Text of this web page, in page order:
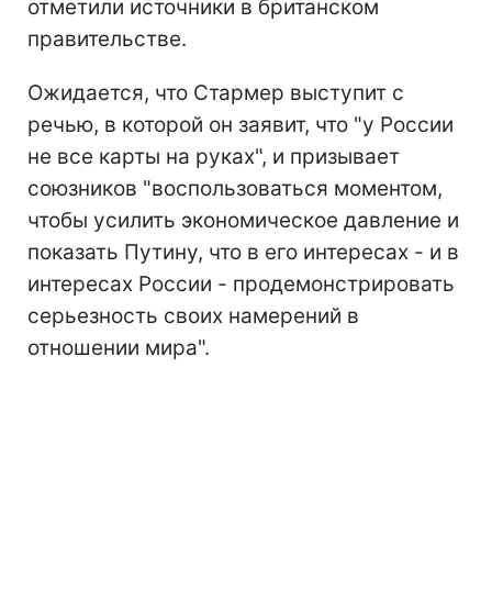
отметили источники в британском
правительстве.
Ожидается, что Стармер выступит с
речью, в которой он заявит, что "у России
не все карты на руках", и призывает
союзников "воспользоваться моментом,
чтобы усилить экономическое давление и
показать Путину, что в его интересах - и в
интересах России - продемонстрировать
серьезность своих намерений в
отношении мира".